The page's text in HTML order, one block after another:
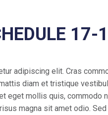
17-
adipiscing elit. Cras
diam et tristique
eget mollis quis, commodo
magna sit amet odio.